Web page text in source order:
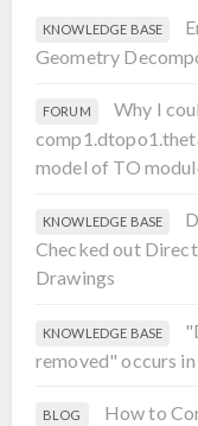
KNOWLEDGE BASE
Geometry
FORUM
Why I
model of TO
KNOWLEDGE BASE
Checked out
Drawings
KNOWLEDGE BASE
removed" occurs
BLOG
How to